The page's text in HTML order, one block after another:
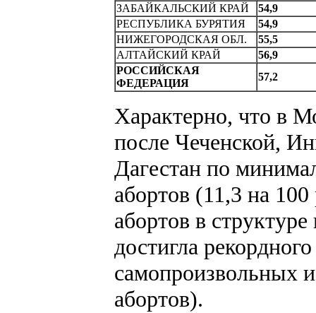
ЗАБАЙКАЛЬСКИЙ КРАЙ
54,9
РECПУБЛИКА БУРЯТИЯ
54,9
НИЖЕГОРОДСКАЯ ОБЛ.
55,5
АЛТАЙСКИЙ КРАЙ
56,9
РОССИЙСКАЯ
ФЕДЕРАЦИЯ
57,2
Характерно, что в
после Чеченской,
Дагестан по
абортов (11,3 на
абортов в
достигла
самопроизвольных
абортов).